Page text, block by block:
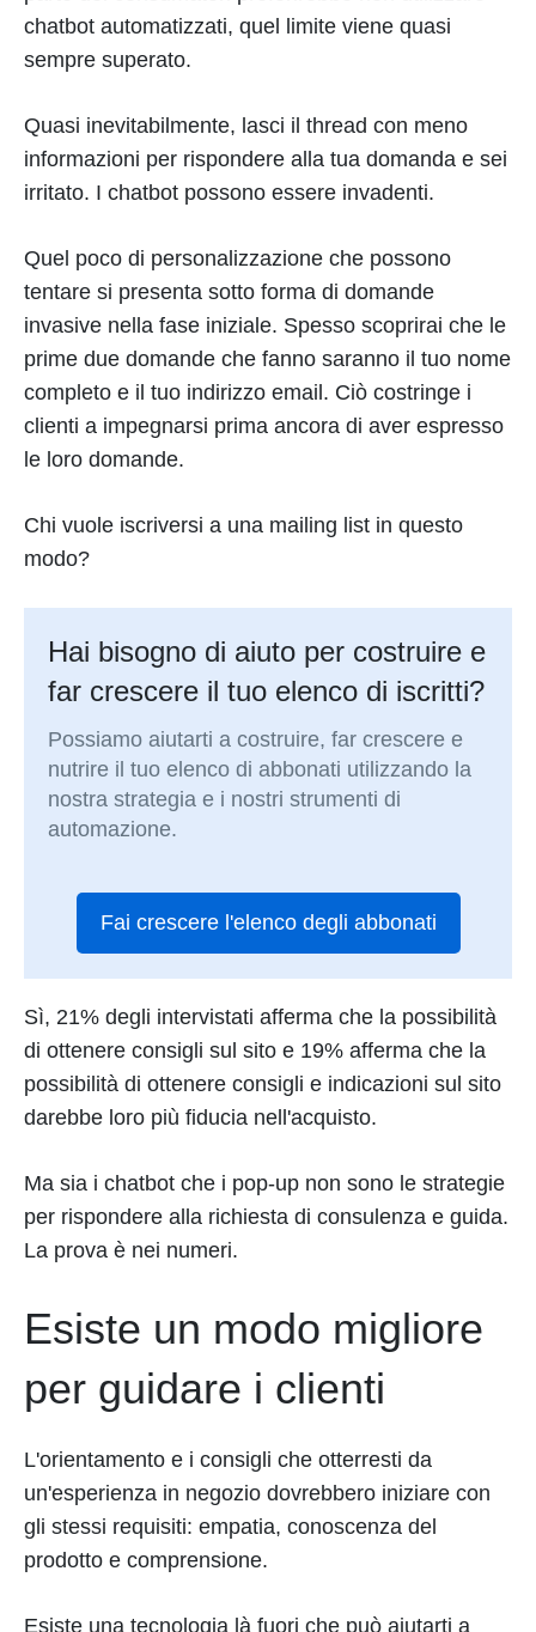
chatbot automatizzati, quel limite viene quasi
sempre superato.
Quasi inevitabilmente, lasci il thread con meno
informazioni per rispondere alla tua domanda e sei
irritato. I chatbot possono essere invadenti.
Quel poco di personalizzazione che possono
tentare si presenta sotto forma di domande
invasive nella fase iniziale. Spesso scoprirai che le
prime due domande che fanno saranno il tuo nome
completo e il tuo indirizzo email. Ciò costringe i
clienti a impegnarsi prima ancora di aver espresso
le loro domande.
Chi vuole iscriversi a una mailing list in questo
modo?
Hai bisogno di aiuto per costruire e
far crescere il tuo elenco di iscritti?
Possiamo aiutarti a costruire, far crescere e
nutrire il tuo elenco di abbonati utilizzando la
nostra strategia e i nostri strumenti di
automazione.
Fai crescere l'elenco degli abbonati
Sì, 21% degli intervistati afferma che la possibilità
di ottenere consigli sul sito e 19% afferma che la
possibilità di ottenere consigli e indicazioni sul sito
darebbe loro più fiducia nell'acquisto.
Ma sia i chatbot che i pop-up non sono le strategie
per rispondere alla richiesta di consulenza e guida.
La prova è nei numeri.
Esiste un modo migliore
per guidare i clienti
L'orientamento e i consigli che otterresti da
un'esperienza in negozio dovrebbero iniziare con
gli stessi requisiti: empatia, conoscenza del
prodotto e comprensione.
Esiste una tecnologia là fuori che può aiutarti a